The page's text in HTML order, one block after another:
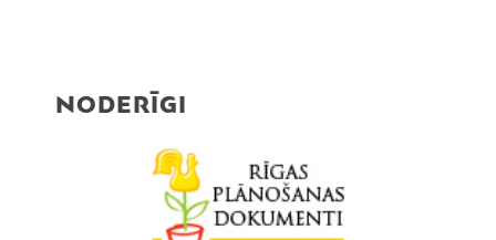
NODERĪGI